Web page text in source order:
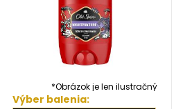
*Obrázok je len ilustračný
Výber balenia: